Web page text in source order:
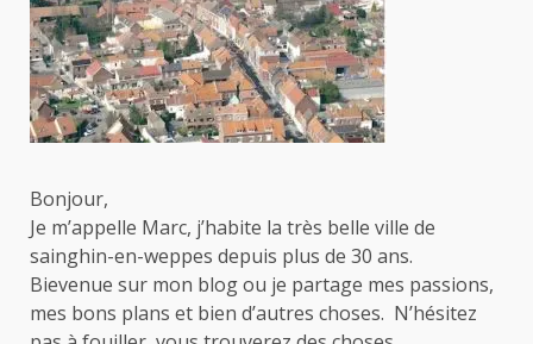
Bonjour,
Je m’appelle Marc, j’habite la très belle ville de
sainghin-en-weppes depuis plus de 30 ans.
Bievenue sur mon blog ou je partage mes passions,
mes bons plans et bien d’autres choses. N’hésitez